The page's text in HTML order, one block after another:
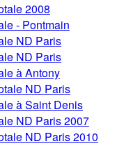
2008
- Pontmain
ND Paris
ND Paris
à Antony
ND Paris
à Saint Denis
ND Paris 2007
ND Paris 2010